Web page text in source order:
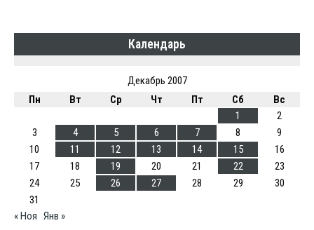
Календарь
Декабрь 2007
Пн
Вт Ср Чт Пт Сб
Вс
1
2
3
4 5 6 7 8
9
10
11 12 13 14 15
16
17
18 19 20 21 22
23
24
25 26 27 28 29
30
31
« Ноя Янв »